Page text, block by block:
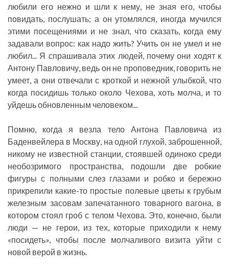
любили его нежно и шли к нему, не зная его, чтобы
повидать, послушать; а он утомлялся, иногда мучился
этими посещениями и не знал, что сказать, когда ему
задавали вопрос: как надо жить? Учить он не умел и не
любил... Я спрашивала этих людей, почему они ходят к
Антону Павловичу, ведь он не проповедник, говорить не
умеет, а они отвечали с кроткой и нежной улыбкой, что
когда посидишь только около Чехова, хоть молча, и то
уйдешь обновленным человеком...
Помню, когда я везла тело Антона Павловича из
Баденвейлера в Москву, на одной глухой, заброшенной,
никому не известной станции, стоявшей одиноко среди
необозримого пространства, подошли две робкие
фигуры с полными слез глазами и робко и бережно
прикрепили какие-то простые полевые цветы к грубым
железным засовам запечатанного товарного вагона, в
котором стоял гроб с телом Чехова. Это, конечно, были
люди — не герои, из тех, которые приходили к нему
«посидеть», чтобы после молчаливого визита уйти с
новой верой в жизнь.